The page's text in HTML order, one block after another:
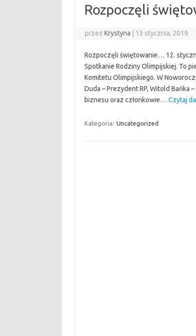
Rozpoczęli
przezKrystyna 13 stycznia, 2019
Rozpoczęli świętowanie… 12.
Spotkanie Rodziny Olimpijskiej. To
Komitetu Olimpijskiego. W
Duda – Prezydent RP, Witold
biznesu oraz członkowie… Czytaj
Kategoria: Uncategorized